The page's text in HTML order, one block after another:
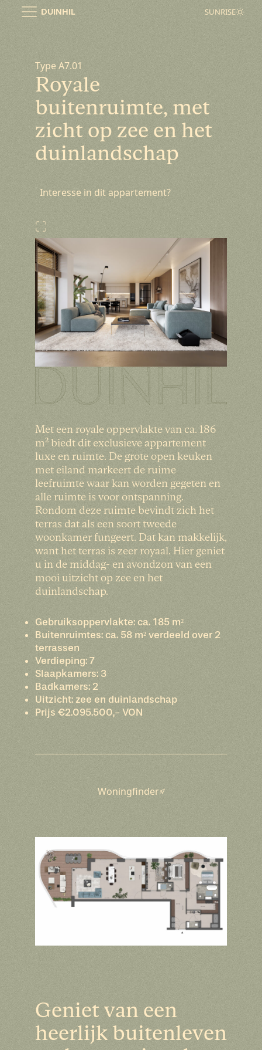
inhoud
DUINHIL SUNRISE
Type A7.01
Royale
buitenruimte, met
zicht op zee en het
duinlandschap
Interesse in dit appartement?
Met een royale oppervlakte van ca. 186
m² biedt dit exclusieve appartement
luxe en ruimte. De grote open keuken
met eiland markeert de ruime
leefruimte waar kan worden gegeten en
alle ruimte is voor ontspanning.
Rondom deze ruimte bevindt zich het
terras dat als een soort tweede
woonkamer fungeert. Dat kan makkelijk,
want het terras is zeer royaal. Hier geniet
u in de middag- en avondzon van een
mooi uitzicht op zee en het
duinlandschap.
Gebruiksoppervlakte: ca. 185 m²
Buitenruimtes: ca. 58 m² verdeeld over 2
terrassen
Verdieping: 7
Slaapkamers: 3
Badkamers: 2
Uitzicht: zee en duinlandschap
Prijs €2.095.500,- VON
Woningfinder
Geniet van een
heerlijk buitenleven